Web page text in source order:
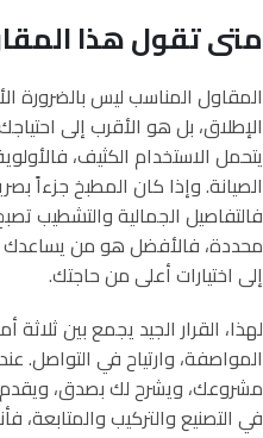
متى تقول هذا
المقاول المناسب ليس بالضرورة
الإطلاق، بل هو الأقرب إلى
يتحمل الاستخدام الكثيف،
الصيانة. وإذا كان المطبخ جزءاً
فالتفاصيل الجمالية والتشطيب
محددة، فالأفضل هو من يساعدك
إلى اختيارات أعلى من حاجتك.
لهذا، القرار الجيد يجمع بين
المواصفة، وارتياح في التواصل.
مشروعك، ويشرح لك بصدق،
في التصنيع والتركيب والمتابعة،